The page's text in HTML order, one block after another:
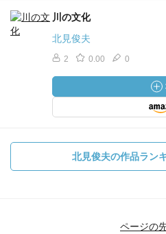
川の文化
北見俊夫
2 0.00 0
北見俊夫の作品ラン
ページの